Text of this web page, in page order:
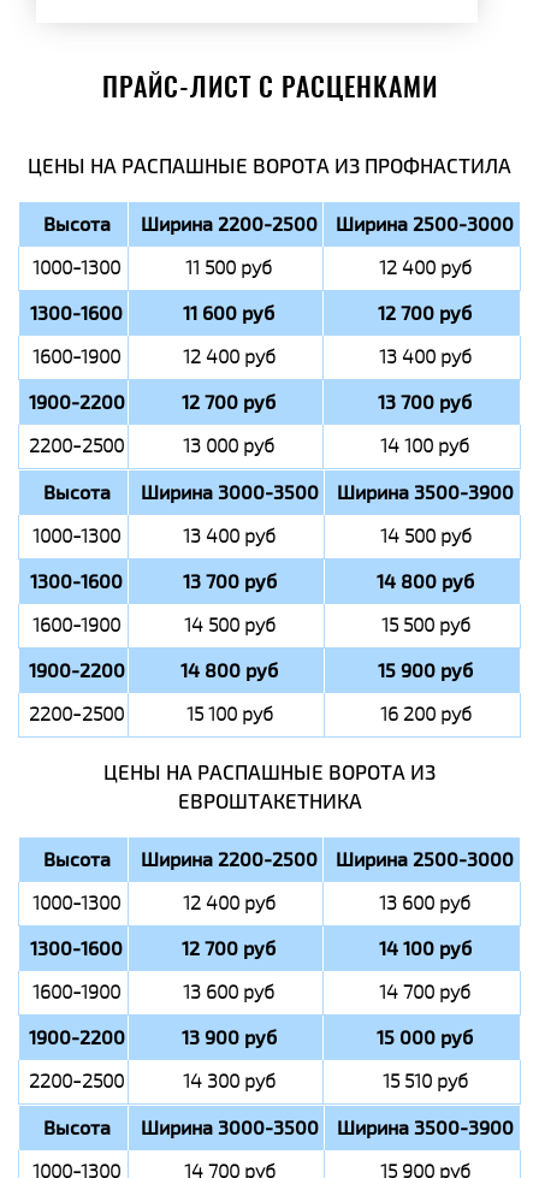
ПРАЙС-ЛИСТ С РАСЦЕНКАМИ
ЦЕНЫ НА РАСПАШНЫЕ ВОРОТА ИЗ ПРОФНАСТИЛА
Высота Ширина 2200-2500 Ширина 2500-3000
1000-1300 11 500 руб 12 400 руб
1300-1600 11 600 руб 12 700 руб
1600-1900 12 400 руб 13 400 руб
1900-2200 12 700 руб 13 700 руб
2200-2500 13 000 руб 14 100 руб
Высота Ширина 3000-3500 Ширина 3500-3900
1000-1300 13 400 руб 14 500 руб
1300-1600 13 700 руб 14 800 руб
1600-1900 14 500 руб 15 500 руб
1900-2200 14 800 руб 15 900 руб
2200-2500 15 100 руб 16 200 руб
ЦЕНЫ НА РАСПАШНЫЕ ВОРОТА ИЗ
ЕВРОШТАКЕТНИКА
Высота Ширина 2200-2500 Ширина 2500-3000
1000-1300 12 400 руб 13 600 руб
1300-1600 12 700 руб 14 100 руб
1600-1900 13 600 руб 14 700 руб
1900-2200 13 900 руб 15 000 руб
2200-2500 14 300 руб 15 510 руб
Высота Ширина 3000-3500 Ширина 3500-3900
1000-1300 14 700 руб 15 900 руб